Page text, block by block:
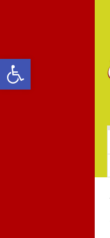
Ouvrir la barre d’outils